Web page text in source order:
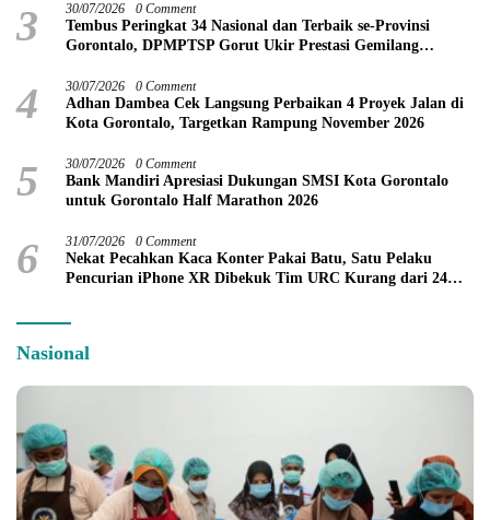
3 30/07/2026 0 Comment
Tembus Peringkat 34 Nasional dan Terbaik se-Provinsi
Gorontalo, DPMPTSP Gorut Ukir Prestasi Gemilang
4 30/07/2026 0 Comment
Adhan Dambea Cek Langsung Perbaikan 4 Proyek Jalan di
Kota Gorontalo, Targetkan Rampung November 2026
5 30/07/2026 0 Comment
Bank Mandiri Apresiasi Dukungan SMSI Kota Gorontalo
untuk Gorontalo Half Marathon 2026
6 31/07/2026 0 Comment
Nekat Pecahkan Kaca Konter Pakai Batu, Satu Pelaku
Pencurian iPhone XR Dibekuk Tim URC Kurang dari 24
Nasional